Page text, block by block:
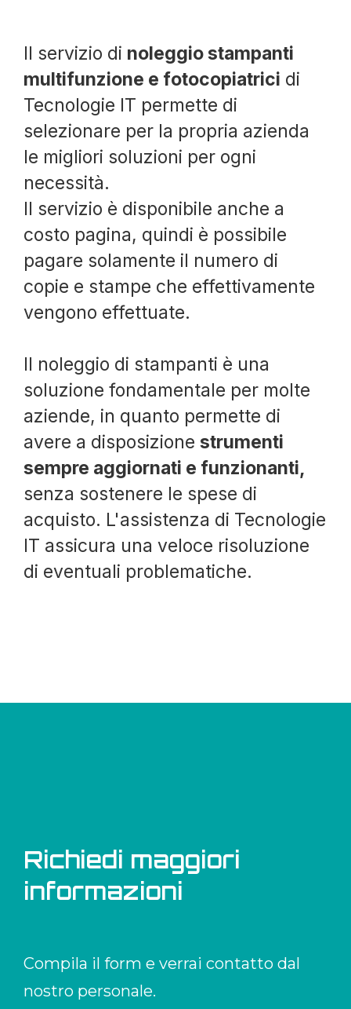
Il servizio di noleggio stampanti
multifunzione e fotocopiatrici di
Tecnologie IT permette di
selezionare per la propria azienda
le migliori soluzioni per ogni
necessità.
Il servizio è disponibile anche a
costo pagina, quindi è possibile
pagare solamente il numero di
copie e stampe che effettivamente
vengono effettuate.
Il noleggio di stampanti è una
soluzione fondamentale per molte
aziende, in quanto permette di
avere a disposizione strumenti
sempre aggiornati e funzionanti,
senza sostenere le spese di
acquisto. L'assistenza di Tecnologie
IT assicura una veloce risoluzione
di eventuali problematiche.
Richiedi maggiori
informazioni
Compila il form e verrai contatto dal
nostro personale.